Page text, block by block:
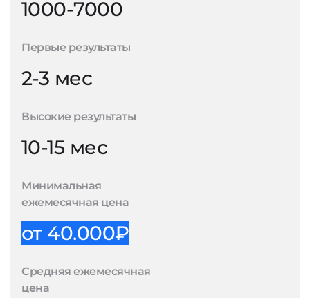
1000-7000
Первые результаты
2-3 мес
Высокие результаты
10-15 мес
Минимальная
ежемесячная цена
от 40.000₽
Средняя ежемесячная
цена